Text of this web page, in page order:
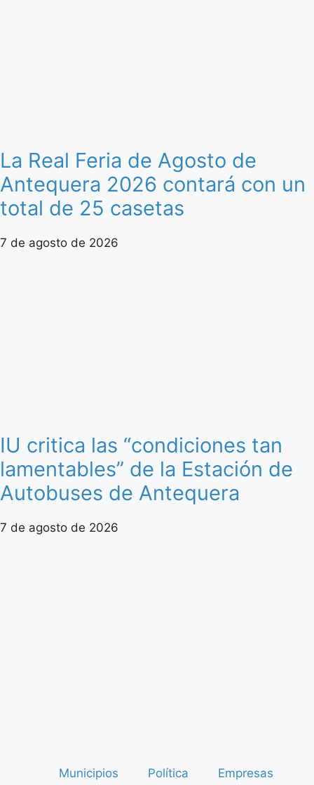
La Real Feria de Agosto de
Antequera 2026 contará con un
total de 25 casetas
7 de agosto de 2026
IU critica las “condiciones tan
lamentables” de la Estación de
Autobuses de Antequera
7 de agosto de 2026
Municipios Política
Empresas